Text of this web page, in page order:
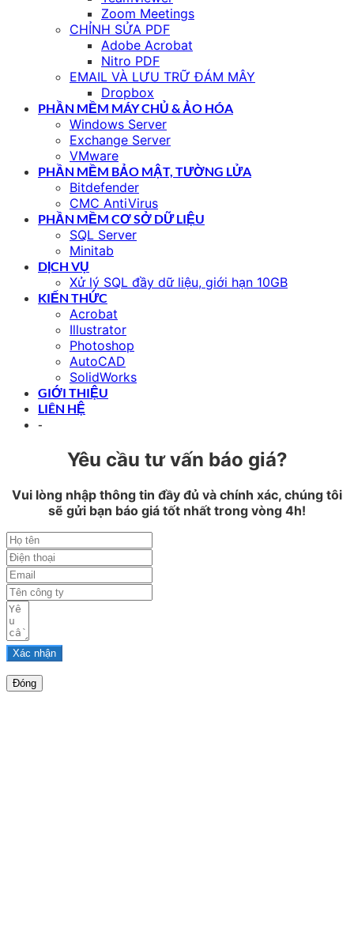
Zoom Meetings
CHỈNH SỬA PDF
Adobe Acrobat
Nitro PDF
EMAIL VÀ LƯU TRỮ ĐÁM MÂY
Dropbox
PHẦN MỀM MÁY CHỦ & ẢO HÓA
Windows Server
Exchange Server
VMware
PHẦN MỀM BẢO MẬT, TƯỜNG LỬA
Bitdefender
CMC AntiVirus
PHẦN MỀM CƠ SỞ DỮ LIỆU
SQL Server
Minitab
DỊCH VỤ
Xử lý SQL đầy dữ liệu, giới hạn 10GB
KIẾN THỨC
Acrobat
Illustrator
Photoshop
AutoCAD
SolidWorks
GIỚI THIỆU
LIÊN HỆ
-
Yêu cầu tư vấn báo giá?
Vui lòng nhập thông tin đầy đủ và chính xác, chúng tôi
sẽ gửi bạn báo giá tốt nhất trong vòng 4h!
Xác nhận
Đóng